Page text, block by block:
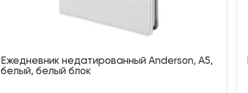
Ежедневник недатированный Anderson, А5,
белый, белый блок